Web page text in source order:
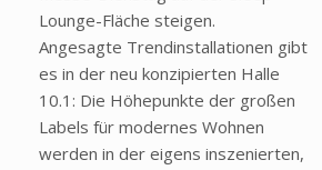
Lounge-Fläche steigen.
Angesagte Trendinstallationen gibt
es in der neu konzipierten Halle
10.1: Die Höhepunkte der großen
Labels für modernes Wohnen
werden in der eigens inszenierten,